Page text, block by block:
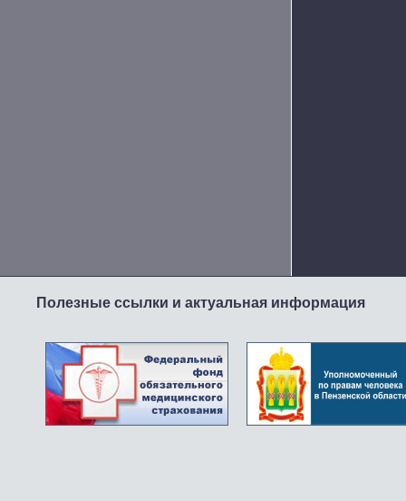
Полезные ссылки и актуальная информация